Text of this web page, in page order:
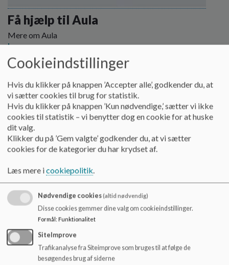
t
Få hjælp til Aula
Mere om Aula
Læs mere
Forældre uni login
Vejledning til oprettelse af uni login til forældre
Læs mere
Cookieindstillinger
Hvis du klikker på knappen ’Accepter alle’, godkender du, at
vi sætter cookies til brug for statistik.
Hvis du klikker på knappen ’Kun nødvendige,’ sætter vi ikke
cookies til statistik – vi benytter dog en cookie for at huske
dit valg.
Klikker du på ’Gem valgte’ godkender du, at vi sætter
cookies for de kategorier du har krydset af.
Læs mere icookiepolitik.
Nødvendige cookies(altid nødvendig)
Disse cookies gemmer dine valg om cookieindstillinger.
Formål: Funktionalitet
SiteImprove
Trafikanalyse fra Siteimprove som bruges til at følge de
besøgendes brug af siderne